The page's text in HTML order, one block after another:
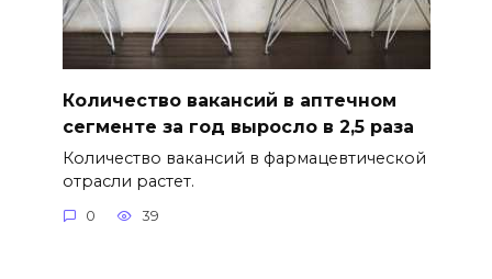
Количество вакансий в аптечном
сегменте за год выросло в 2,5 раза
Количество вакансий в фармацевтической
отрасли растет.
0 39